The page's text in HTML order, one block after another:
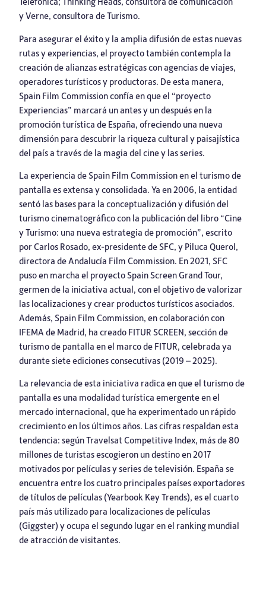
y Verne, consultora de Turismo.
Para asegurar el éxito y la amplia difusión de estas nuevas
rutas y experiencias, el proyecto también contempla la
creación de alianzas estratégicas con agencias de viajes,
operadores turísticos y productoras. De esta manera,
Spain Film Commission confía en que el “proyecto
Experiencias” marcará un antes y un después en la
promoción turística de España, ofreciendo una nueva
dimensión para descubrir la riqueza cultural y paisajística
del país a través de la magia del cine y las series.
La experiencia de Spain Film Commission en el turismo de
pantalla es extensa y consolidada. Ya en 2006, la entidad
sentó las bases para la conceptualización y difusión del
turismo cinematográfico con la publicación del libro “Cine
y Turismo: una nueva estrategia de promoción”, escrito
por Carlos Rosado, ex-presidente de SFC, y Piluca Querol,
directora de Andalucía Film Commission. En 2021, SFC
puso en marcha el proyecto Spain Screen Grand Tour,
germen de la iniciativa actual, con el objetivo de valorizar
las localizaciones y crear productos turísticos asociados.
Además, Spain Film Commission, en colaboración con
IFEMA de Madrid, ha creado FITUR SCREEN, sección de
turismo de pantalla en el marco de FITUR, celebrada ya
durante siete ediciones consecutivas (2019 – 2025).
La relevancia de esta iniciativa radica en que el turismo de
pantalla es una modalidad turística emergente en el
mercado internacional, que ha experimentado un rápido
crecimiento en los últimos años. Las cifras respaldan esta
tendencia: según Travelsat Competitive Index, más de 80
millones de turistas escogieron un destino en 2017
motivados por películas y series de televisión. España se
encuentra entre los cuatro principales países exportadores
de títulos de películas (Yearbook Key Trends), es el cuarto
país más utilizado para localizaciones de películas
(Giggster) y ocupa el segundo lugar en el ranking mundial
de atracción de visitantes.